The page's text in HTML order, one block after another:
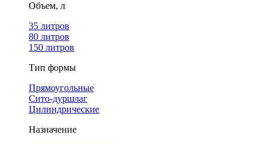
Объем, л
35 литров
80 литров
150 литров
Тип формы
Прямоугольные
Сито-дуршлаг
Цилиндрические
Назначение